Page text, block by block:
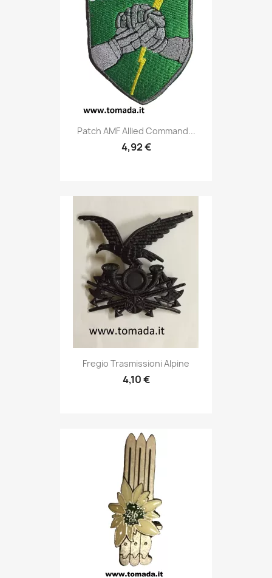
Anteprima
Patch AMF Allied Command...
4,92 €
Anteprima
Fregio Trasmissioni Alpine
4,10 €